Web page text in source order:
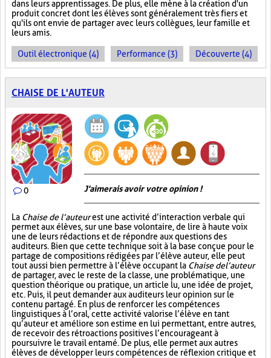
dans leurs apprentissages. De plus, elle mène à la création d'un
produit concret dont les élèves sont généralement très fiers et
qu'ils ont envie de partager avec leurs collègues, leur famille et
leurs amis.
Outil électronique (4) Performance (3) Découverte (4)
CHAISE DE L'AUTEUR
0 J'aimerais avoir votre opinion !
La Chaise de l’auteurest une activité d’interaction verbale qui
permet aux élèves, sur une base volontaire, de lire à haute voix
une de leurs rédactions et de répondre aux questions des
auditeurs. Bien que cette technique soit à la base conçue pour le
partage de compositions rédigées par l’élève auteur, elle peut
tout aussi bien permettre à l’élève occupant la Chaise de l’auteur
de partager, avec le reste de la classe, une problématique, une
question théorique ou pratique, un article lu, une idée de projet,
etc. Puis, il peut demander aux auditeurs leur opinion sur le
contenu partagé. En plus de renforcer les compétences
linguistiques à l’oral, cette activité valorise l’élève en tant
qu’auteur et améliore son estime en lui permettant, entre autres,
de recevoir des rétroactions positives l’encourageant à
poursuivre le travail entamé. De plus, elle permet aux autres
élèves de développer leurs compétences de réflexion critique et